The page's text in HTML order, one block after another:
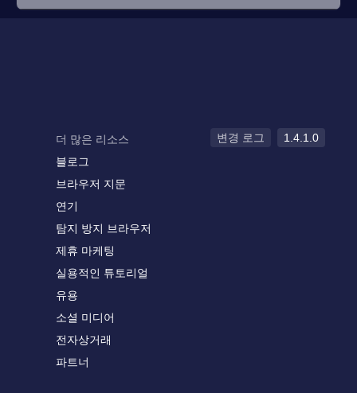
더 많은 리소스
블로그
브라우저 지문
연기
탐지 방지 브라우저
제휴 마케팅
실용적인 튜토리얼
유용
소셜 미디어
전자상거래
파트너
변경 로그 1.4.1.0